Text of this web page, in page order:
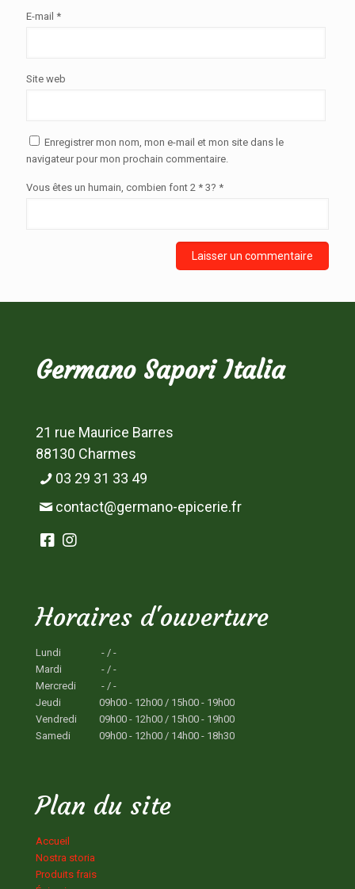
E-mail *
Site web
Enregistrer mon nom, mon e-mail et mon site dans le
navigateur pour mon prochain commentaire.
Vous êtes un humain, combien font 2 * 3? *
Germano Sapori Italia
21 rue Maurice Barres
88130 Charmes
03 29 31 33 49
contact@germano-epicerie.fr
Horaires d'ouverture
Lundi
- / -
Mardi
- / -
Mercredi
- / -
Jeudi
09h00 - 12h00 / 15h00 - 19h00
Vendredi
09h00 - 12h00 / 15h00 - 19h00
Samedi
09h00 - 12h00 / 14h00 - 18h30
Plan du site
Accueil
Nostra storia
Produits frais